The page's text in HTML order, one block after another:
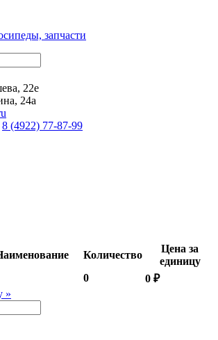
запчасти
22е
24а
8 (4922) 77-87-99
Количество
Цена за
единицу
0
0 ₽
»